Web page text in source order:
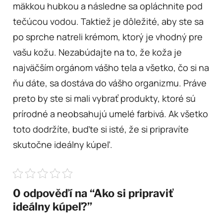
mäkkou hubkou a následne sa opláchnite pod
tečúcou vodou. Taktiež je dôležité, aby ste sa
po sprche natreli krémom, ktorý je vhodný pre
vašu kožu. Nezabúdajte na to, že koža je
najväčším orgánom vášho tela a všetko, čo si na
ňu dáte, sa dostáva do vášho organizmu. Práve
preto by ste si mali vybrať produkty, ktoré sú
prírodné a neobsahujú umelé farbivá. Ak všetko
toto dodržíte, buďte si isté, že si pripravíte
skutočne ideálny kúpeľ.
0 odpověďí na “Ako si pripraviť
ideálny kúpeľ?”